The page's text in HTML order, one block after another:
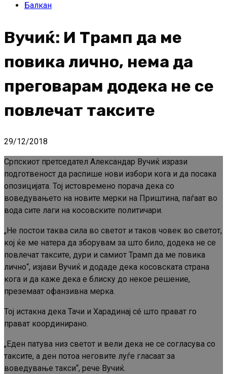
Балкан
Вучиќ: И Трамп да ме
повика лично, нема да
преговарам додека не се
повлечат таксите
29/12/2018
Српскиот претседател Александар Вучиќ изрази
подготвеност да распише нови избори кога и да посака
опозицијата. Тој истовремено порача дека со
воведувањето на новите мерки на Приштина, паѓаат во
вода сите лаги на косовските политичари.
„Не постои таква сила во светот и таков човек во светот,
кој ќе ме натера да зборувам за што било, додека не се
повлечат таксите, дури и самиот Трамп да ме повика
лично“, изјави Вучиќ и додаде дека косовската страна
кога и да каже дека е блиску до некое решение,
преземаат офанзивна мерка.
Тој истакна дека Тачи и Харадинај сé што прават го
прават координирано.
„Еден патува низ светот и вели дека не се согласува со
таксите, а ден потоа неговите луѓе гласаат за
воведување такси“, рече Вучиќ.